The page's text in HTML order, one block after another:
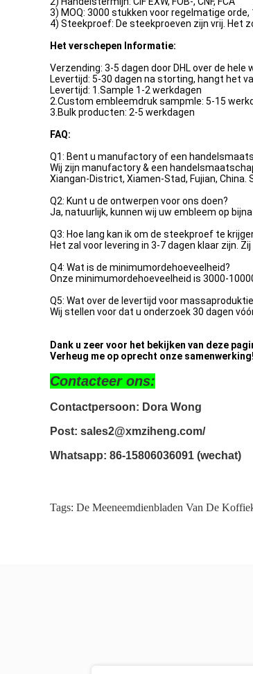
3) MOQ: 3000 stukken voor regelmatige
4) Steekproef: De steekproeven zijn vrij. Het
Het verschepen Informatie:
Verzending: 3-5 dagen door DHL over de hele
Levertijd: 5-30 dagen na storting, hangt het
Levertijd: 1.Sample 1-2 werkdagen
2.Custom embleemdruk sampmle: 5-15
3.Bulk producten: 2-5 werkdagen
FAQ:
Q1: Bent u manufactory of een
Wij zijn manufactory & een
Xiangan-District, Xiamen-Stad, Fujian, China.
Q2: Kunt u de ontwerpen voor ons doen?
Ja, natuurlijk, kunnen wij uw embleem op
Q3: Hoe lang kan ik om de steekproef te
Het zal voor levering in 3-7 dagen klaar zijn.
Q4: Wat is de minimumordehoeveelheid?
Onze minimumordehoeveelheid is 3000-
Q5: Wat over de levertijd voor
Wij stellen voor dat u onderzoek 30 dagen
Dank u zeer voor het bekijken van deze
Verheug me op oprecht onze samenwerking!
Contacteer ons:
Contactpersoon: Dora Wong
Post: sales2@xmziheng.com/
Whatsapp: 86-15806036091 (wechat)
Tags: De Meeneemdienbladen Van De